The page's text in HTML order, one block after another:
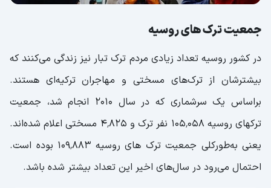
جمعیت ترک های روسیه
در کشور روسیه تعداد زیادی مردم ترک تبار نیز زندگی می‌کنند که
بیشترشان از ترک‌های مسختی و مهاجران ترکیه‌ای هستند.
براساس یک سرشماری که در سال 2010 انجام شد، جمعیت
ترکهای روسیه ۱۰۵٬۰۵۸ نفر ترک و ۴٬۸۲۵ مسختی اعلام شده‌اند.
یعنی به‌طورکلی جمعیت ترک های روسیه ۱۰۹٬۸۸۳ بوده است.
احتمال می‌رود در سال‌های اخیر این تعداد بیشتر شده باشد.